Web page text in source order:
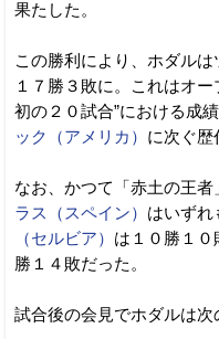
果たした。
この勝利により、ホダル
１７勝３敗に。これはオ
初の２０試合”における成
ック（アメリカ） に次ぐ歴
なお、かつて「赤土の王者
ラス（スペイン） はいずれ
（セルビア） は１０勝１０
勝１４敗だった。
試合後の会見でホダルは次